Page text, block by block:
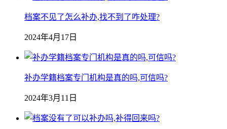
档案不见了怎么补办,找不到了咋处理?
2024年4月17日
补办学籍档案专门机构是真的吗,可信吗?
2024年3月11日